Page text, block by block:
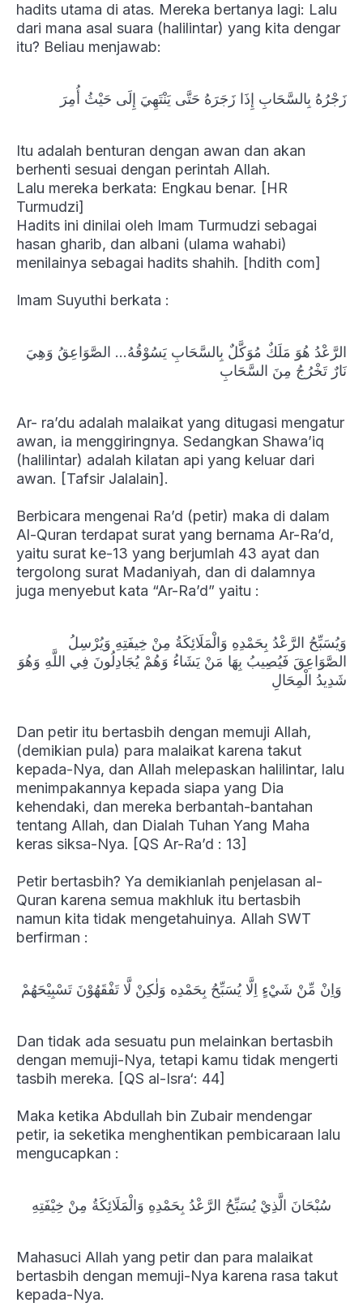
hadits utama di atas. Mereka bertanya lagi: Lalu
dari mana asal suara (halilintar) yang kita dengar
itu? Beliau menjawab:
زَجْرُهُ بِالسَّحَابِ إِذَا زَجَرَهُ حَتَّى يَنْتَهِيَ إِلَى حَيْثُ أُمِرَ
Itu adalah benturan dengan awan dan akan
berhenti sesuai dengan perintah Allah.
Lalu mereka berkata: Engkau benar. [HR
Turmudzi]
Hadits ini dinilai oleh Imam Turmudzi sebagai
hasan gharib, dan albani (ulama wahabi)
menilainya sebagai hadits shahih. [hdith com]
Imam Suyuthi berkata :
الرَّعْدُ هُوَ مَلَكٌ مُوَكَّلٌ بِالسَّحَابِ يَسُوْقُهُ… الصَّوَاعِقُ وَهِيَ
نَارٌ تَخْرُجُ مِنَ السَّحَابِ
Ar- ra’du adalah malaikat yang ditugasi mengatur
awan, ia menggiringnya. Sedangkan Shawa’iq
(halilintar) adalah kilatan api yang keluar dari
awan. [Tafsir Jalalain].
Berbicara mengenai Ra’d (petir) maka di dalam
Al-Quran terdapat surat yang bernama Ar-Ra’d,
yaitu surat ke-13 yang berjumlah 43 ayat dan
tergolong surat Madaniyah, dan di dalamnya
juga menyebut kata “Ar-Ra’d” yaitu :
وَيُسَبِّحُ الرَّعْدُ بِحَمْدِهِ وَالْمَلَائِكَةُ مِنْ خِيفَتِهِ وَيُرْسِلُ
الصَّوَاعِقَ فَيُصِيبُ بِهَا مَنْ يَشَاءُ وَهُمْ يُجَادِلُونَ فِي اللَّهِ وَهُوَ
شَدِيدُ الْمِحَالِ
Dan petir itu bertasbih dengan memuji Allah,
(demikian pula) para malaikat karena takut
kepada-Nya, dan Allah melepaskan halilintar, lalu
menimpakannya kepada siapa yang Dia
kehendaki, dan mereka berbantah-bantahan
tentang Allah, dan Dialah Tuhan Yang Maha
keras siksa-Nya. [QS Ar-Ra’d : 13]
Petir bertasbih? Ya demikianlah penjelasan al-
Quran karena semua makhluk itu bertasbih
namun kita tidak mengetahuinya. Allah SWT
berfirman :
وَاِنْ مِّنْ شَيْءٍ اِلَّا يُسَبِّحُ بِحَمْدِه وَلٰكِنْ لَّا تَفْقَهُوْنَ تَسْبِيْحَهُمْ
Dan tidak ada sesuatu pun melainkan bertasbih
dengan memuji-Nya, tetapi kamu tidak mengerti
tasbih mereka. [QS al-Isra‘: 44]
Maka ketika Abdullah bin Zubair mendengar
petir, ia seketika menghentikan pembicaraan lalu
mengucapkan :
سُبْحَانَ الَّذِيْ يُسَبِّحُ الرَّعْدُ بِحَمْدِهِ وَالْمَلَائِكَةُ مِنْ خِيْفَتِهِ
Mahasuci Allah yang petir dan para malaikat
bertasbih dengan memuji-Nya karena rasa takut
kepada-Nya.